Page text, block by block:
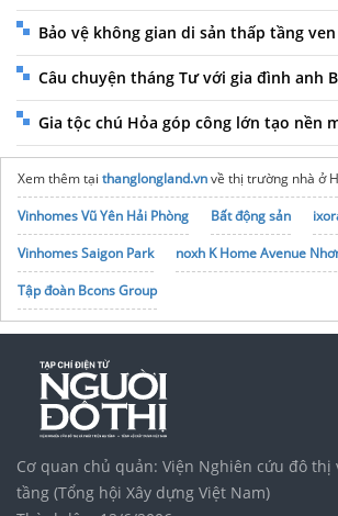
Bảo vệ không gian di sản thấp tầng
Câu chuyện tháng Tư với gia đình anh
Gia tộc chú Hỏa góp công lớn tạo nền
Xem thêm tại thanglongland.vnvề thị trường nhà ở
Vinhomes Vũ Yên Hải Phòng
Bất động sản
Vinhomes Saigon Park
noxh K Home Avenue
Tập đoàn Bcons Group
Cơ quan chủ quản: Viện Nghiên cứu đô thị
tầng (Tổng hội Xây dựng Việt Nam)